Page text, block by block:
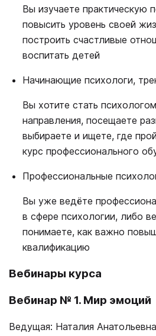
Вы изучаете практическую
повысить уровень своей
построить счастливые
воспитать детей
Начинающие психологи,
Вы хотите стать
направления, посещаете
выбираете и ищете, где
курс профессионального
Профессиональные
Вы уже ведёте
в сфере психологии, либо
понимаете, как важно
квалификацию
Вебинары курса
Вебинар № 1. Мир эмоций
Ведущая: Наталия